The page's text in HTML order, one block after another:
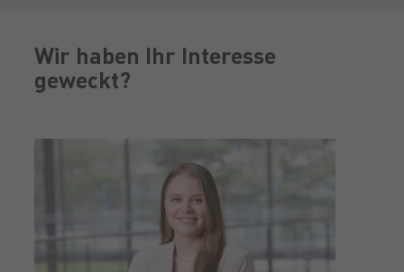
Wir haben Ihr Interesse
geweckt?